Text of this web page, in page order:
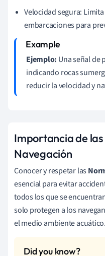
Velocidad segura:
embarcaciones para
Ejemplo: Una señal de
indicando rocas
reducir la velocidad y
Importancia de
Navegación
Conocer y respetar las
esencial para evitar
todos los que se
solo protegen a los
el medio ambiente acuático.